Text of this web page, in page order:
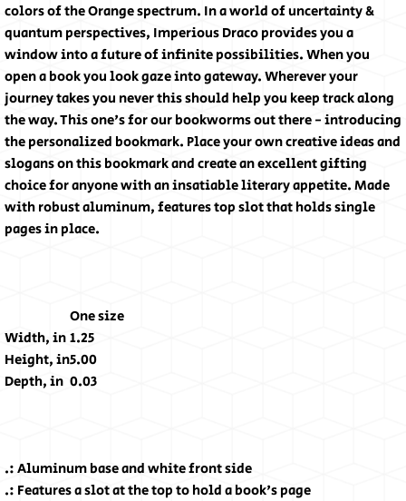
colors of the Orange spectrum. In a world of uncertainty &
quantum perspectives, Imperious Draco provides you a
window into a future of infinite possibilities. When you
open a book you look gaze into gateway. Wherever your
journey takes you never this should help you keep track along
the way. This one's for our bookworms out there - introducing
the personalized bookmark. Place your own creative ideas and
slogans on this bookmark and create an excellent gifting
choice for anyone with an insatiable literary appetite. Made
with robust aluminum, features top slot that holds single
pages in place.
One size
Width, in1.25
Height, in5.00
Depth, in 0.03
.: Aluminum base and white front side
.: Features a slot at the top to hold a book's page